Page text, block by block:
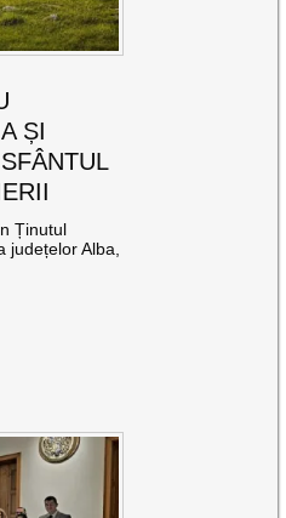
ȘI
Ținutul
județelor Alba,